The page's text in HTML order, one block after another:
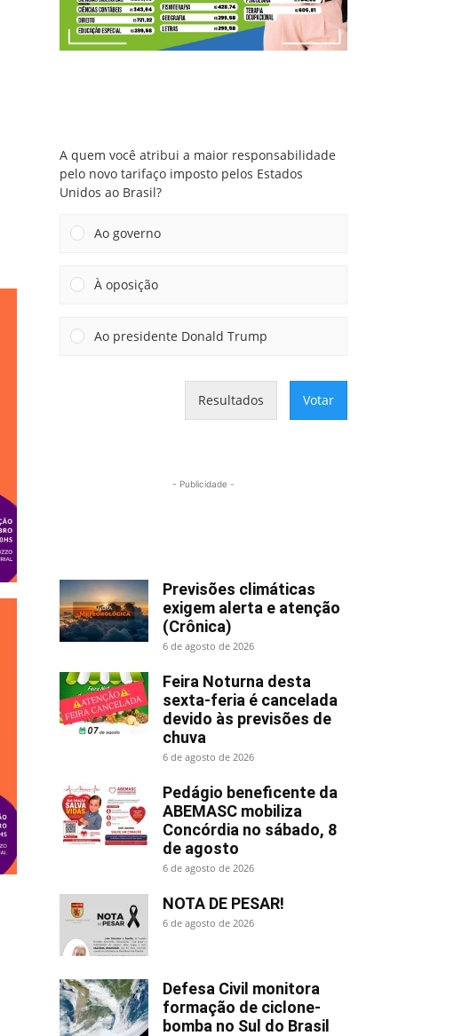
A quem você atribui a maior responsabilidade
pelo novo tarifaço imposto pelos Estados
Unidos ao Brasil?
Ao governo
À oposição
Ao presidente Donald Trump
Resultados Votar
- Publicidade -
Previsões climáticas
exigem alerta e atenção
(Crônica)
6 de agosto de 2026
Feira Noturna desta
sexta-feria é cancelada
devido às previsões de
chuva
6 de agosto de 2026
Pedágio beneficente da
ABEMASC mobiliza
Concórdia no sábado, 8
de agosto
6 de agosto de 2026
NOTA DE PESAR!
6 de agosto de 2026
Defesa Civil monitora
formação de ciclone-
bomba no Sul do Brasil